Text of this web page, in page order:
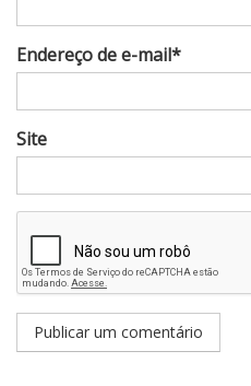
Endereço de e-mail*
Site